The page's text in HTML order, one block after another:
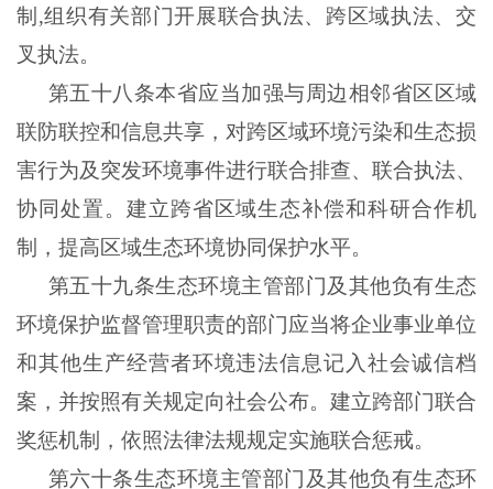
制 ,组织有关部门开展联合执法、跨区域执法、交
叉执法。
第五十八条本省应当加强与周边相邻省区区域
联防联控和信息共享，对跨区域环境污染和生态损
害行为及突发环境事件进行联合排查、联合执法、
协同处置。建立跨省区域生态补偿和科研合作机
制，提高区域生态环境协同保护水平。
第五十九条生态环境主管部门及其他负有生态
环境保护监督管理职责的部门应当将企业事业单位
和其他生产经营者环境违法信息记入社会诚信档
案，并按照有关规定向社会公布。建立跨部门联合
奖惩机制，依照法律法规规定实施联合惩戒。
第六十条生态环境主管部门及其他负有生态环